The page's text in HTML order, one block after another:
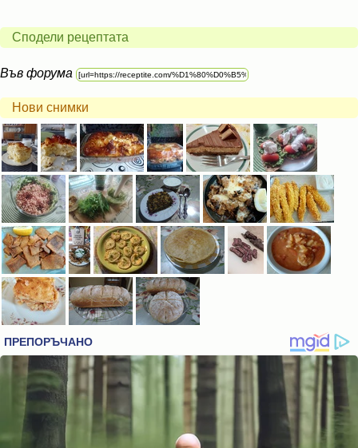
Сподели рецептата
Във форума
Нови снимки